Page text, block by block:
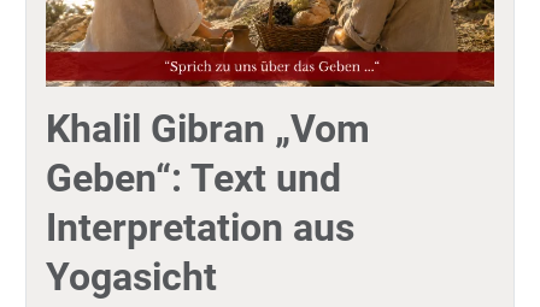
Khalil Gibran „Vom
Geben“: Text und
Interpretation aus
Yogasicht